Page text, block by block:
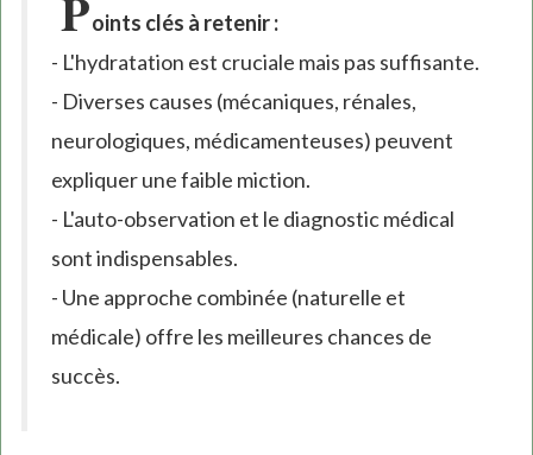
oints clés à retenir :
- L'hydratation est cruciale mais pas suffisante.
- Diverses causes (mécaniques, rénales,
neurologiques, médicamenteuses) peuvent
expliquer une faible miction.
- L'auto-observation et le diagnostic médical
sont indispensables.
- Une approche combinée (naturelle et
médicale) offre les meilleures chances de
succès.